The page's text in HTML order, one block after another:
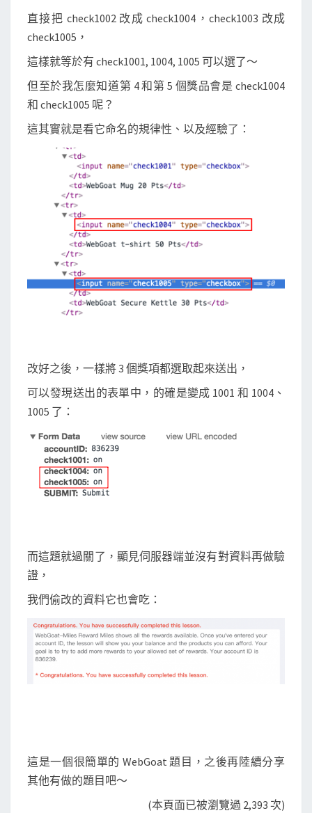
直接把 check1002 改成 check1004，check1003 改成
check1005，
這樣就等於有 check1001, 1004, 1005 可以選了～
但至於我怎麼知道第 4 和第 5 個獎品會是 check1004
和 check1005 呢？
這其實就是看它命名的規律性、以及經驗了：
改好之後，一樣將 3 個獎項都選取起來送出，
可以發現送出的表單中，的確是變成 1001 和 1004、
1005 了：
而這題就過關了，顯見伺服器端並沒有對資料再做驗
證，
我們偷改的資料它也會吃：
這是一個很簡單的 WebGoat 題目，之後再陸續分享
其他有做的題目吧～
(本頁面已被瀏覽過 2,393 次)